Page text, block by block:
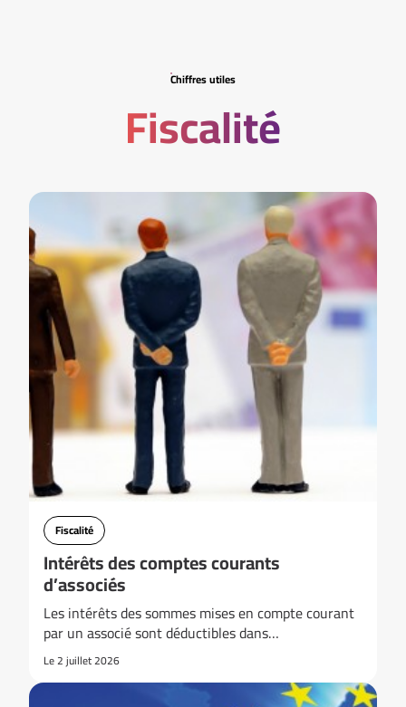
Chiffres utiles
Fiscalité
Fiscalité
Intérêts des comptes courants
d’associés
Les intérêts des sommes mises en compte courant
par un associé sont déductibles dans…
Le 2 juillet 2026